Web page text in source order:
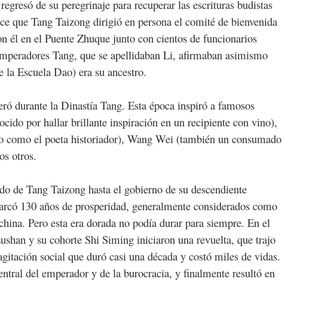
de su peregrinaje para recuperar las escrituras budistas
que Tang Taizong dirigió en persona el comité de bienvenida
él en el Puente Zhuque junto con cientos de funcionarios
Tang, que se apellidaban Li, afirmaban asimismo
Escuela Dao) era su ancestro.
durante la Dinastía Tang. Esta época inspiró a famosos
por hallar brillante inspiración en un recipiente con vino),
el poeta historiador), Wang Wei (también un consumado
otros.
de Tang Taizong hasta el gobierno de su descendiente
130 años de prosperidad, generalmente considerados como
Pero esta era dorada no podía durar para siempre. En el
y su cohorte Shi Siming iniciaron una revuelta, que trajo
social que duró casi una década y costó miles de vidas.
del emperador y de la burocracia, y finalmente resultó en